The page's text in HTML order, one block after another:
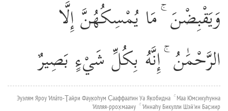
وَيَقْبِضْنَ ۚ مَا يُمْسِكُهُنَّ إِلَّا
الرَّحْمَٰنُ ۚ إِنَّهُ بِكُلِّ شَيْءٍ بَصِيرٌ
Эуэлям Яроу 'Илáто-Ţайри Фаук̣оhум С̣ааффаатин Уа Як̣обидна ۚ Маа Юмсикуhунна
'Илляя-ррох̣маану ۚ 'Иннаhу Бикулли Шэй'ин Бас̣иир